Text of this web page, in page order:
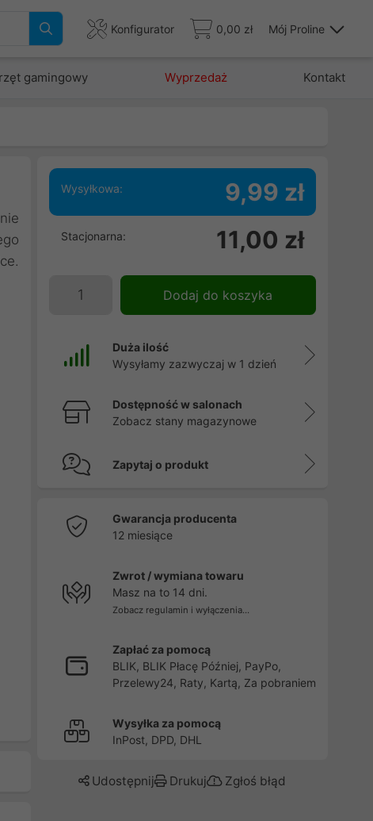
Konfigurator 0,00 zł Mój Proline
gamingowy Wyprzedaż Kontakt
Wysyłkowa: 9,99 zł
Stacjonarna: 11,00 zł
Dodaj do koszyka
Duża ilość
Wysyłamy zazwyczaj w 1 dzień
Dostępność w salonach
Zobacz stany magazynowe
Zapytaj o produkt
Gwarancja producenta
12 miesiące
Zwrot / wymiana towaru
Masz na to 14 dni.
Zobacz regulamin i wyłączenia...
Zapłać za pomocą
BLIK, BLIK Płacę Później, PayPo,
Przelewy24, Raty, Kartą, Za pobraniem
Wysyłka za pomocą
InPost, DPD, DHL
Udostępnij Drukuj Zgłoś błąd